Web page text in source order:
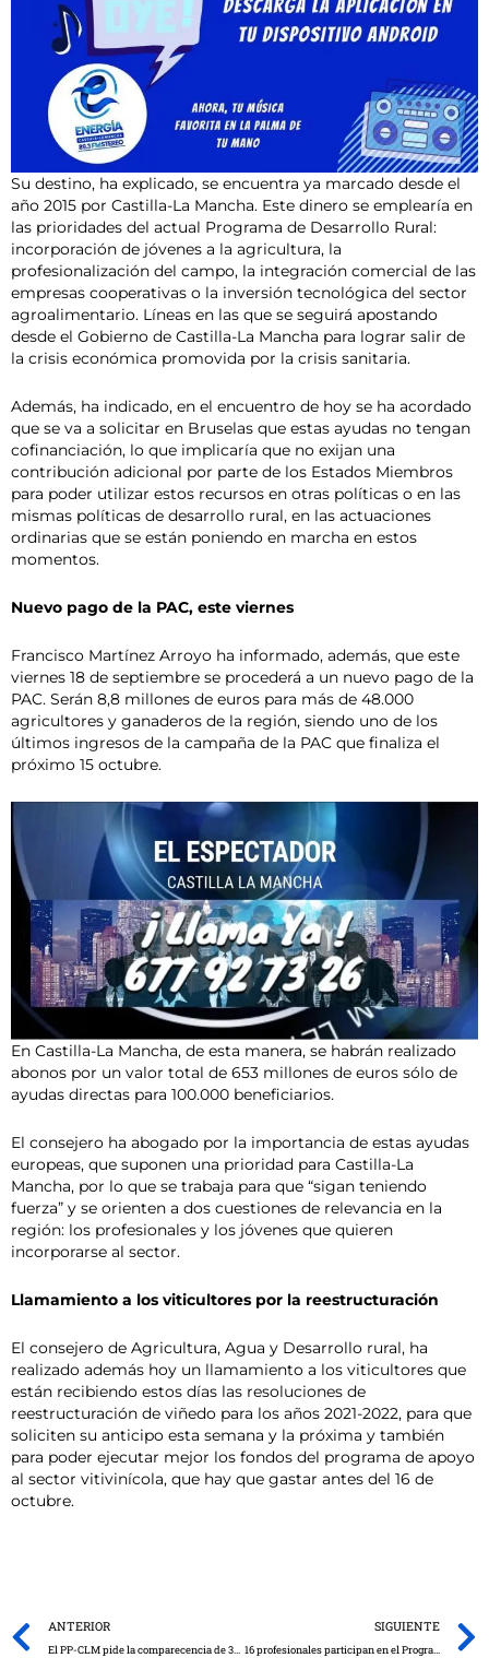
Su destino, ha explicado, se encuentra ya marcado desde el
año 2015 por Castilla-La Mancha. Este dinero se emplearía en
las prioridades del actual Programa de Desarrollo Rural:
incorporación de jóvenes a la agricultura, la
profesionalización del campo, la integración comercial de las
empresas cooperativas o la inversión tecnológica del sector
agroalimentario. Líneas en las que se seguirá apostando
desde el Gobierno de Castilla-La Mancha para lograr salir de
la crisis económica promovida por la crisis sanitaria.
Además, ha indicado, en el encuentro de hoy se ha acordado
que se va a solicitar en Bruselas que estas ayudas no tengan
cofinanciación, lo que implicaría que no exijan una
contribución adicional por parte de los Estados Miembros
para poder utilizar estos recursos en otras políticas o en las
mismas políticas de desarrollo rural, en las actuaciones
ordinarias que se están poniendo en marcha en estos
momentos.
Nuevo pago de la PAC, este viernes
Francisco Martínez Arroyo ha informado, además, que este
viernes 18 de septiembre se procederá a un nuevo pago de la
PAC. Serán 8,8 millones de euros para más de 48.000
agricultores y ganaderos de la región, siendo uno de los
últimos ingresos de la campaña de la PAC que finaliza el
próximo 15 octubre.
En Castilla-La Mancha, de esta manera, se habrán realizado
abonos por un valor total de 653 millones de euros sólo de
ayudas directas para 100.000 beneficiarios.
El consejero ha abogado por la importancia de estas ayudas
europeas, que suponen una prioridad para Castilla-La
Mancha, por lo que se trabaja para que “sigan teniendo
fuerza” y se orienten a dos cuestiones de relevancia en la
región: los profesionales y los jóvenes que quieren
incorporarse al sector.
Llamamiento a los viticultores por la reestructuración
El consejero de Agricultura, Agua y Desarrollo rural, ha
realizado además hoy un llamamiento a los viticultores que
están recibiendo estos días las resoluciones de
reestructuración de viñedo para los años 2021-2022, para que
soliciten su anticipo esta semana y la próxima y también
para poder ejecutar mejor los fondos del programa de apoyo
al sector vitivinícola, que hay que gastar antes del 16 de
octubre.
Prev
ANTERIOR
El PP-CLM pide la comparecencia de 32 personas en la Comisión de Estudio sobre la Gestión y los Efectos del COVID-19 en Castilla-La Mancha
SIGUIENTE
16 profesionales participan en el Programa de Innovación e Intraemprendimiento Verde para mejorar sus competencias en sostenibilidad